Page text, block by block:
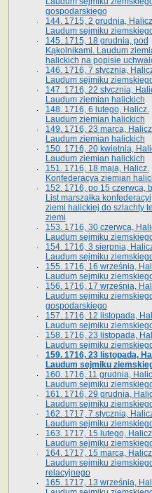
gospodarskiego
144. 1715, 2 grudnia,
Laudum sejmiku
145. 1715, 18 grudnia, pod
Kąkolnikami. Laudum
halickich na popisie
146. 1716, 7 stycznia,
Laudum sejmiku
147. 1716, 22 stycznia,
Laudum ziemian halickich
148. 1716, 6 lutego, Halicz.
Laudum ziemian halickich
149. 1716, 23 marca,
Laudum ziemian halickich
150. 1716, 20 kwietnia,
Laudum ziemian halickich
151. 1716, 18 maja, Halicz.
Konfederacya ziemian
152. 1716, po 15 czerwca,
List marszałka konfederacyi
ziemi halickiej do szlachty
ziemi
153. 1716, 30 czerwca,
Laudum sejmiku
154. 1716, 3 sierpnia,
Laudum sejmiku
155. 1716, 16 września,
Laudum sejmiku
156. 1716, 17 września,
Laudum sejmiku
gospodarskiego
157. 1716, 12 listopada,
Laudum sejmiku
158. 1716, 23 listopada,
Laudum sejmiku
159. 1716, 23 listopada,
Laudum sejmiku
160. 1716, 11 grudnia,
Laudum sejmiku
161. 1716, 29 grudnia,
Laudum sejmiku
162. 1717, 7 stycznia,
Laudum sejmiku
163. 1717, 15 lutego,
Laudum sejmiku
164. 1717, 15 marca,
Laudum sejmiku
relacyjnego
165. 1717, 13 września,